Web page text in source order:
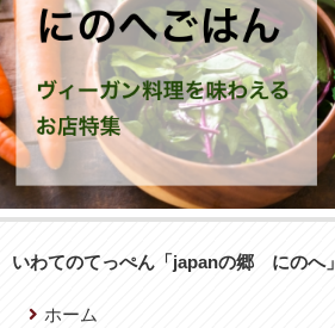
いわてのてっぺん「japanの郷 にのへ」
ホーム